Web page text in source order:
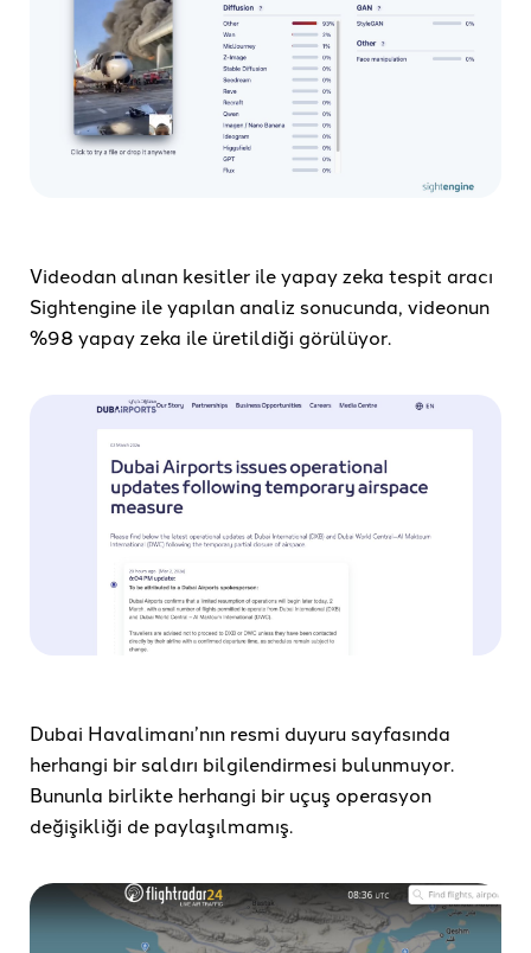
Videodan alınan kesitler ile yapay zeka tespit aracı
Sightengine ile yapılan analiz sonucunda, videonun
%98 yapay zeka ile üretildiği görülüyor.
Dubai Havalimanı’nın resmi duyuru sayfasında
herhangi bir saldırı bilgilendirmesi bulunmuyor.
Bununla birlikte herhangi bir uçuş operasyon
değişikliği de paylaşılmamış.